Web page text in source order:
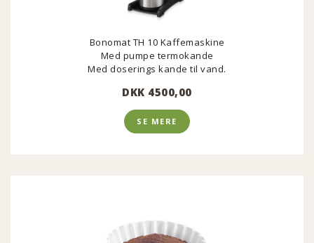
Bonomat TH 10 Kaffemaskine
Med pumpe termokande
Med doserings kande til vand.
DKK 4500,00
SE MERE